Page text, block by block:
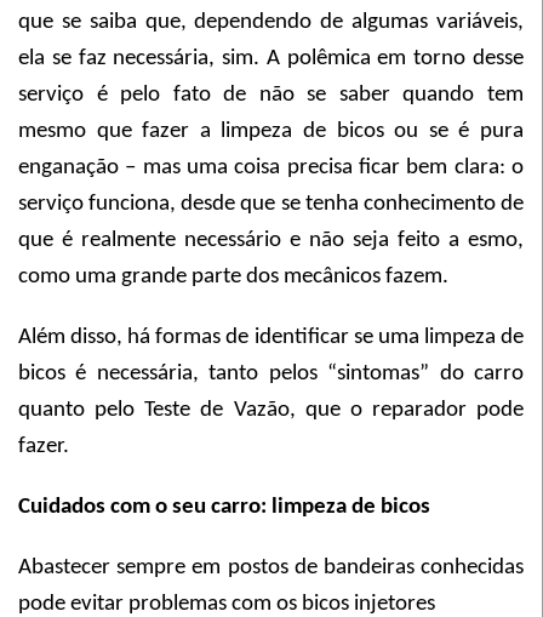
que se saiba que, dependendo de algumas variáveis,
ela se faz necessária, sim. A polêmica em torno desse
serviço é pelo fato de não se saber quando tem
mesmo que fazer a limpeza de bicos ou se é pura
enganação – mas uma coisa precisa ficar bem clara: o
serviço funciona, desde que se tenha conhecimento de
que é realmente necessário e não seja feito a esmo,
como uma grande parte dos mecânicos fazem.
Além disso, há formas de identificar se uma limpeza de
bicos é necessária, tanto pelos “sintomas” do carro
quanto pelo Teste de Vazão, que o reparador pode
fazer.
Cuidados com o seu carro: limpeza de bicos
Abastecer sempre em postos de bandeiras conhecidas
pode evitar problemas com os bicos injetores